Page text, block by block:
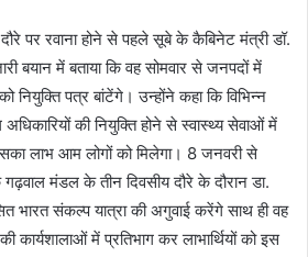
पर रवाना होने से पहले सूबे के कैबिनेट मंत्री डॉ.
बयान में बताया कि वह सोमवार से जनपदों में
नियुक्ति पत्र बांटेंगे। उन्होंने कहा कि विभिन्न
अधिकारियों की नियुक्ति होने से स्वास्थ्य सेवाओं में
लाभ आम लोगों को मिलेगा। 8 जनवरी से
मंडल के तीन दिवसीय दौरे के दौरान डा.
भारत संकल्प यात्रा की अगुवाई करेंगे साथ ही वह
कार्यशालाओं में प्रतिभाग कर लाभार्थियों को इस